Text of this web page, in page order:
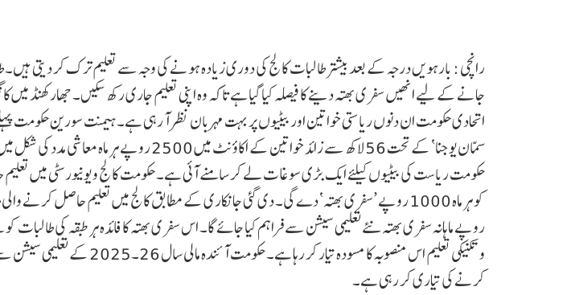
رانچی : بارہویں درجہ کے بعد بیشتر طالبات کالج کی دوری زیادہ ہونے کی وجہ سے تعلیم ترک کر دیتی
جانے کے لیے انھیں سفری بھتہ دینے کا فیصلہ کیا گیا ہے تاکہ وہ اپنی تعلیم جاری رکھ سکیں۔ جھارکھنڈ میں
اتحادی حکومت ان دنوں ریاستی خواتین اور بیٹیوں پر بہت مہربان نظر آ رہی ہے۔ ہیمنت سورین حکومت
سمّان یوجنا‘ کے تحت 56 لاکھ سے زائد خواتین کے اکاؤنٹ میں 2500
حکومت ریاست کی بیٹیوں کیلئے ایک بڑی سوغات لے کر سامنے آئی ہے۔ حکومت کالج و یونیورسٹی میں
روپے ماہانہ سفری بھتہ نئے تعلیمی سیشن سے فراہم کیا جائے گا۔ اس سفری بھتہ کا فائدہ ہر طبقہ کی طالبات کو
و تکنیکی تعلیم اس منصوبہ کا مسودہ تیار کر رہا ہے۔
کرنے کی تیاری کر رہی ہے۔